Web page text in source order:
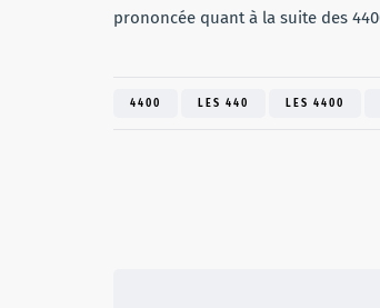
prononcée quant à la suite des
4400 LES 440 LES 4400